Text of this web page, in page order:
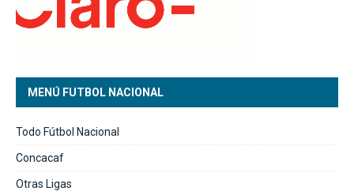
MENÚ FUTBOL NACIONAL
Todo Fútbol Nacional
Concacaf
Otras Ligas